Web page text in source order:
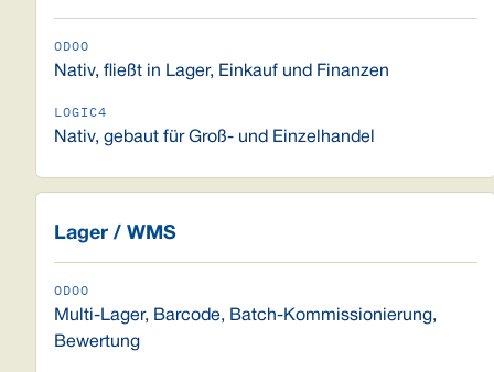
Nativ, fließt in Lager, Einkauf und Finanzen
Nativ, gebaut für Groß- und Einzelhandel
Lager / WMS
Multi-Lager, Barcode, Batch-Kommissionierung,
Bewertung